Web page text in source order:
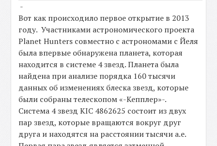
-
Вот как происходило первое открытие в 2013
году. Участниками астрономического проекта
Planet Hunters совместно с астрономами с Йеля
была впервые обнаружена планета, которая
находится в системе 4 звезд. Планета была
найдена при анализе порядка 160 тысячи
данных об изменениях блеска звезд, которые
были собраны телескопом «-Кепплер»-.
Система 4 звезд KIC 4862625 состоит из двух
пар звезд, которые вращаются вокруг друг
друга и находятся на расстоянии тысячи а.е.